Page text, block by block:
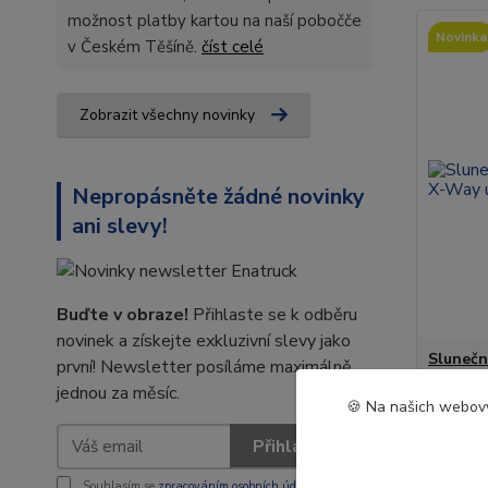
možnost platby kartou na naší pobočče
v Českém Těšíně. číst celé
Zobrazit všechny novinky
Nepropásněte žádné novinky
ani slevy!
Buďte v obraze! Přihlaste se k odběru
novinek a získejte exkluzivní slevy jako
první! Newsletter posíláme maximálně
jednou za měsíc.
Přihlásit se
Novinka
3
🍪 Na našich